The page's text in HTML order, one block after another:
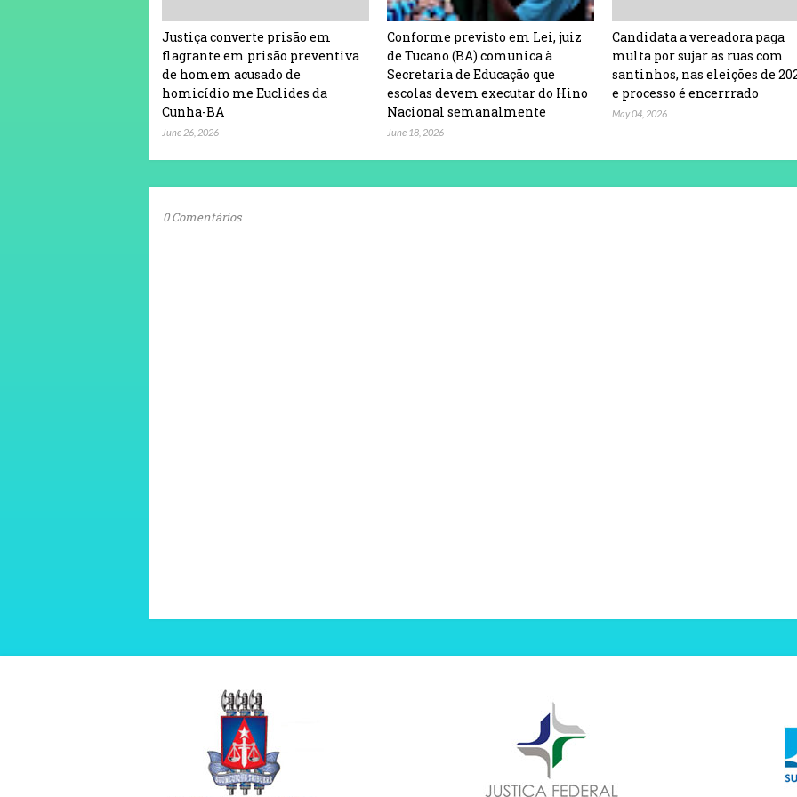
Justiça converte prisão em
flagrante em prisão preventiva
de homem acusado de
homicídio me Euclides da
Cunha-BA
June 26, 2026
Conforme previsto em Lei, juiz
de Tucano (BA) comunica à
Secretaria de Educação que
escolas devem executar do Hino
Nacional semanalmente
June 18, 2026
Candidata a vereadora paga
multa por sujar as ruas com
santinhos, nas eleições de
e processo é encerrrado
May 04, 2026
0 Comentários